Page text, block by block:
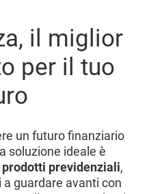
il miglior
per il tuo
un futuro finanziario
soluzione ideale è
prodotti previdenziali,
guardare avanti con